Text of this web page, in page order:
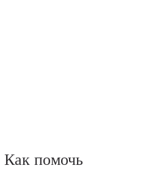
Как помочь